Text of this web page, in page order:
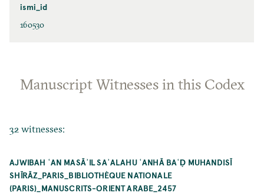
ismi_id
160530
Manuscript Witnesses in this Codex
32 witnesses:
AJWIBAH ʿAN MASĀʾIL SAʾALAHU ʿANHĀ BAʿḌ MUHANDISĪ
SHĪRĀZ_PARIS_BIBLIOTHÈQUE NATIONALE
(PARIS)_MANUSCRITS-ORIENT ARABE_2457